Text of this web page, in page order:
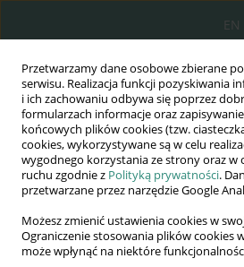
Przetwarzamy dane osobowe zbierane
serwisu. Realizacja funkcji pozyskiwania
i ich zachowaniu odbywa się poprzez
formularzach informacje oraz
końcowych plików cookies (tzw.
cookies, wykorzystywane są w celu
wygodnego korzystania ze strony oraz
ruchu zgodnie z Polityką prywatności.
przetwarzane przez narzędzie Google
Możesz zmienić ustawienia cookies w
Ograniczenie stosowania plików cookies
może wpłynąć na niektóre
EN
Wydawnictwo
AWSGE
Akademia Nauk
WSGE
im. Alcide De Gasperi